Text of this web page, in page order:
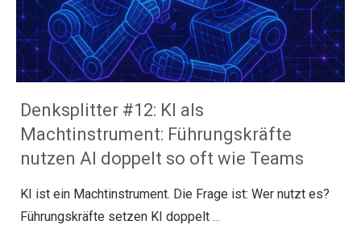
Denksplitter #12: KI als
Machtinstrument: Führungskräfte
nutzen AI doppelt so oft wie Teams
KI ist ein Machtinstrument. Die Frage ist: Wer nutzt es?
Führungskräfte setzen KI doppelt ...